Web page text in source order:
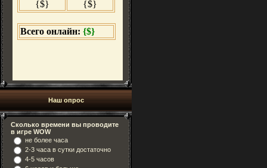
Наш опрос
Сколько времени вы проводите
в игре WOW
не более часа
2-3 часа в сутки достаточно
4-5 часов